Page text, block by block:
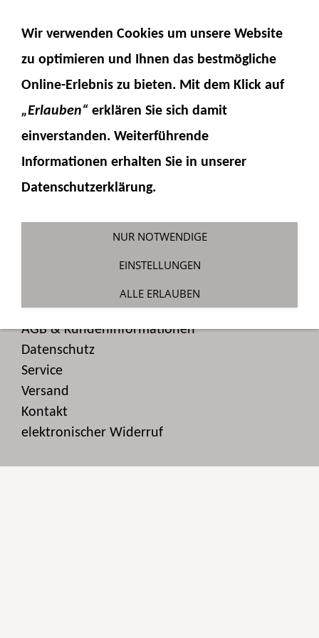
Sonderaktion
Widerrufsbelehrung & -formular
AGB & Kundeninformationen
Datenschutz
Service
Versand
Kontakt
elektronischer Widerruf
Wir verwenden Cookies um unsere Website
zu optimieren und Ihnen das bestmögliche
Online-Erlebnis zu bieten. Mit dem Klick auf
„Erlauben“ erklären Sie sich damit
einverstanden. Weiterführende
Informationen erhalten Sie in unserer
Datenschutzerklärung.
NUR NOTWENDIGE
EINSTELLUNGEN
ALLE ERLAUBEN